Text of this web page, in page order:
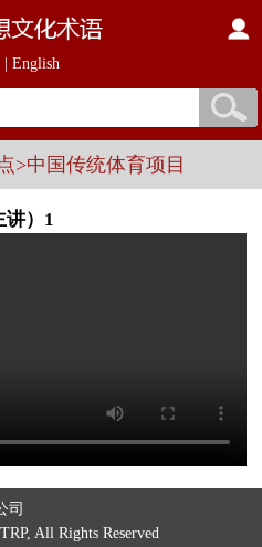
English
>中国传统体育项目
讲）1
司
All Rights Reserved